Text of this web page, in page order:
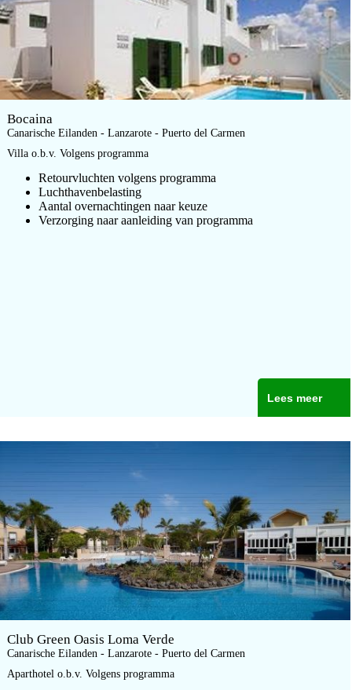
Bocaina
Canarische Eilanden - Lanzarote - Puerto del Carmen
Villa o.b.v. Volgens programma
Retourvluchten volgens programma
Luchthavenbelasting
Aantal overnachtingen naar keuze
Verzorging naar aanleiding van programma
Lees meer
Club Green Oasis Loma Verde
Canarische Eilanden - Lanzarote - Puerto del Carmen
Aparthotel o.b.v. Volgens programma